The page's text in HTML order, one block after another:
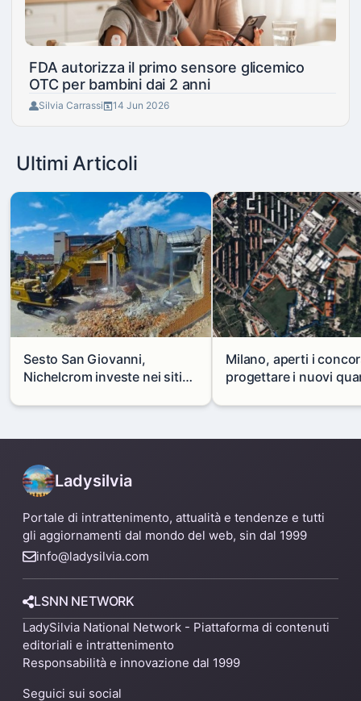
FDA autorizza il primo sensore glicemico
OTC per bambini dai 2 anni
Silvia Carrassi 14 Jun 2026
Ultimi Articoli
Sesto San Giovanni,
Nichelcrom investe nei siti
capannone per fare spazio a
Milano, aperti i
progettare i nuovi
Mare
Ladysilvia
Portale di intrattenimento, attualità e tendenze e tutti
gli aggiornamenti dal mondo del web, sin dal 1999
info@ladysilvia.com
LSNN NETWORK
LadySilvia National Network - Piattaforma di contenuti
editoriali e intrattenimento
Responsabilità e innovazione dal 1999
Seguici sui social